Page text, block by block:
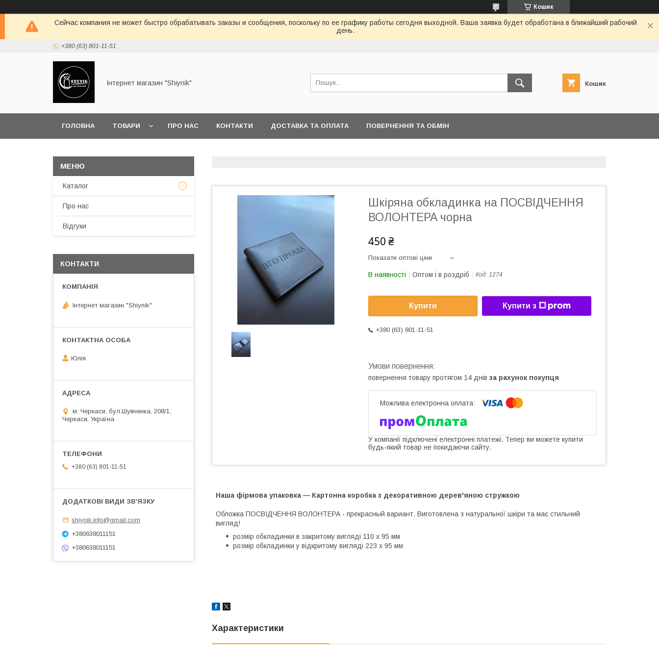
Кошик
Сейчас компания не может быстро обрабатывать заказы и сообщения, поскольку по ее графику работы сегодня выходной. Ваша заявка будет обработана в ближайший рабочий
день.
+380 (63) 801-11-51
Інтернет магазин "Shiynik" Кошик
ГОЛОВНА ТОВАРИ ПРО НАС КОНТАКТИ ДОСТАВКА ТА ОПЛАТА ПОВЕРНЕННЯ ТА ОБМІН
Шкіряна обкладинка на ПОСВІДЧЕННЯ
ВОЛОНТЕРА чорна
450 ₴
Показати оптові ціни
В наявності Оптом і в роздріб Код: 1274
Купити Купити з
+380 (63) 801-11-51
повернення товару протягом 14 днів за рахунок покупця
У компанії підключені електронні платежі. Тепер ви можете купити
будь-який товар не покидаючи сайту.
Наша фірмова упаковка — Картонна коробка з декоративною дерев'яною стружкою
Обложка ПОСВІДЧЕННЯ ВОЛОНТЕРА - прекрасный вариант. Виготовлена з натуральної шкіри та має стильний
вигляд!
розмір обкладинки в закритому вигляді 110 х 95 мм
розмір обкладинки у відкритому вигляді 223 х 95 мм
Характеристики
Каталог
Про нас
Відгуки
КОНТАКТИ
Інтернет магазин "Shiynik"
Юлія
м. Черкаси, бул.Шувченка, 208/1,
Черкаси, Україна
+380 (63) 801-11-51
shiynik.info@gmail.com
+380638011151
+380638011151